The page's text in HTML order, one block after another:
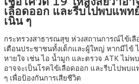
เลือดออก และรีบไปพบแพ
เนิ่น ๆ
กระทรวงสาธารณสุข ห่วงสถานการณ์ไข้เ
เตือนประชาชนทั้งเด็กและผู้ใหญ่ หากมีไข้
หายใจ เช่น ไอ น้ำมูก และตรวจ ATK ไม่พ
อาจจะเป็นโรคไข้เลือดออก และรีบไปพบ
ๆ เพื่อป้องกันการเสียชีวิต